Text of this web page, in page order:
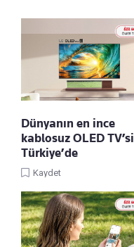
Dünyanın en ince
kablosuz OLED TV’si
Türkiye’de
Kaydet